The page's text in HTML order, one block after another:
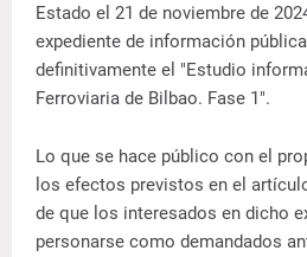
Estado el 21 de noviembre de
expediente de información
definitivamente el "Estudio
Ferroviaria de Bilbao. Fase 1".
Lo que se hace público con el
los efectos previstos en el
de que los interesados en dicho
personarse como demandados